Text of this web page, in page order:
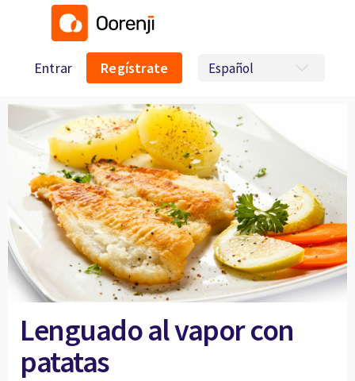
Entrar Regístrate
Lenguado al vapor con
patatas